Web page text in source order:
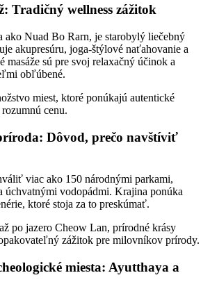
Tradičný wellness zážitok
ako Nuad Bo Rarn, je starobylý liečebný
akupresúru, joga-štýlové naťahovanie a
masáže sú pre svoj relaxačný účinok a
obľúbené.
miest, ktoré ponúkajú autentické
cenu.
Dôvod, prečo navštíviť
viac ako 150 národnými parkami,
úchvatnými vodopádmi. Krajina ponúka
ktoré stoja za to preskúmať.
po jazero Cheow Lan, prírodné krásy
zážitok pre milovníkov prírody.
miesta: Ayutthaya a